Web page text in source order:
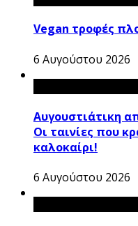
Vegan τροφές
6 Αυγούστου 2026
Αυγουστιάτικη
Οι ταινίες που
καλοκαίρι!
6 Αυγούστου 2026